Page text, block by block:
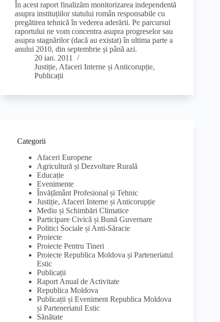
În acest raport finalizăm monitorizarea independentă
asupra instituțiilor statului român responsabile cu
pregătirea tehnică în vederea aderării. Pe parcursul
raportului ne vom concentra asupra progreselor sau
asupra stagnărilor (dacă au existat) în ultima parte a
anului 2010, din septembrie și până azi.
20 ian. 2011
Justiție, Afaceri Interne și Anticorupție,
Publicații
Categorii
Afaceri Europene
Agricultură și Dezvoltare Rurală
Educație
Evenimente
Învățământ Profesional și Tehnic
Justiție, Afaceri Interne și Anticorupție
Mediu și Schimbări Climatice
Participare Civică și Bună Guvernare
Politici Sociale și Anti-Săracie
Proiecte
Proiecte Pentru Tineri
Proiecte Republica Moldova și Parteneriatul
Estic
Publicații
Raport Anual de Activitate
Republica Moldova
Publicații și Eveniment Republica Moldova
și Parteneriatul Estic
Sănătate